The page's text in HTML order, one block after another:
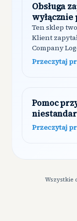
Obsługa
Ten sklep
Klient
Company
YouTube
kontaktowe,
Przeczytaj
Pomoc
Przeczytaj
Wszystkie